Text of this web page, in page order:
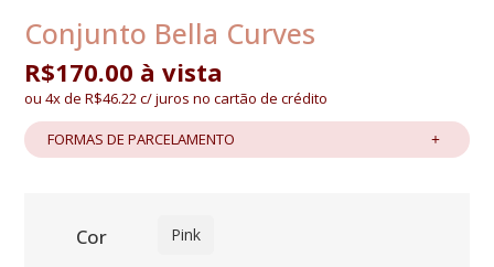
Conjunto Bella Curves
R$170.00 à vista
ou 4x de R$46.22c/ juros no cartão de crédito
FORMAS DE PARCELAMENTO
Cor Pink